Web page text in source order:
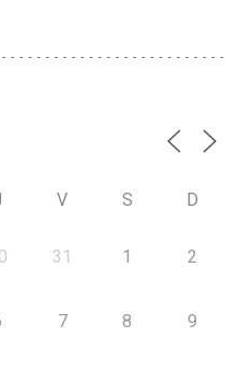
V S D
31 1 2
7 8 9